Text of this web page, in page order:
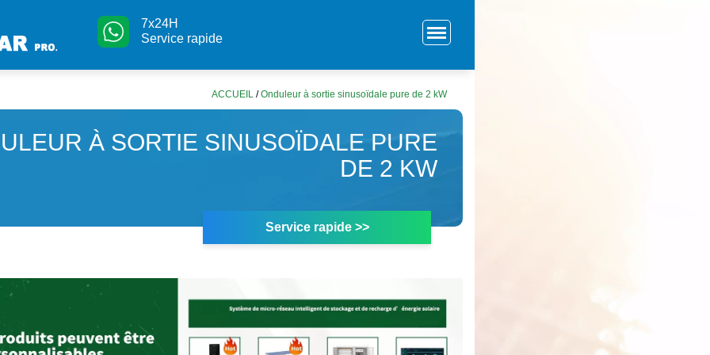
7x24H
Service rapide
ACCUEIL /Onduleur à sortie sinusoïdale pure de 2 kW
À SORTIE SINUSOÏDALE PURE
DE 2 KW
Service rapide >>